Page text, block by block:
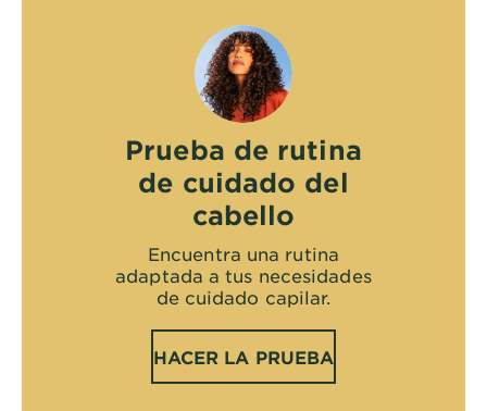
Prueba de rutina
de cuidado del
cabello
Encuentra una rutina
adaptada a tus necesidades
de cuidado capilar.
HACER LA PRUEBA